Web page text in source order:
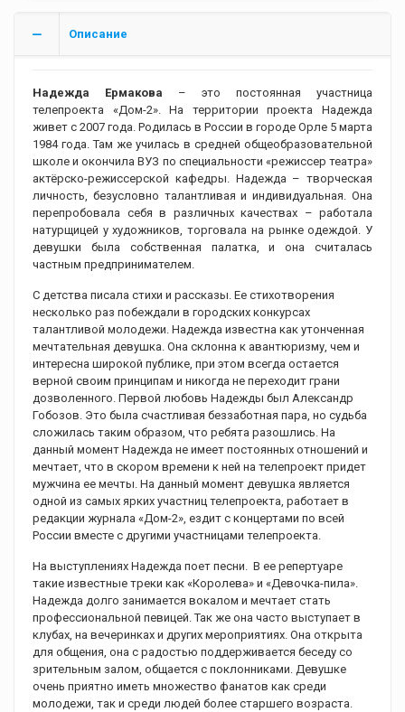
Описание
Надежда Ермакова – это постоянная участница
телепроекта «Дом-2». На территории проекта Надежда
живет с 2007 года. Родилась в России в городе Орле 5 марта
1984 года. Там же училась в средней общеобразовательной
школе и окончила ВУЗ по специальности «режиссер театра»
актёрско-режиссерской кафедры. Надежда – творческая
личность, безусловно талантливая и индивидуальная. Она
перепробовала себя в различных качествах – работала
натурщицей у художников, торговала на рынке одеждой. У
девушки была собственная палатка, и она считалась
частным предпринимателем.
С детства писала стихи и рассказы. Ее стихотворения
несколько раз побеждали в городских конкурсах
талантливой молодежи. Надежда известна как утонченная
мечтательная девушка. Она склонна к авантюризму, чем и
интересна широкой публике, при этом всегда остается
верной своим принципам и никогда не переходит грани
дозволенного. Первой любовь Надежды был Александр
Гобозов. Это была счастливая беззаботная пара, но судьба
сложилась таким образом, что ребята разошлись. На
данный момент Надежда не имеет постоянных отношений и
мечтает, что в скором времени к ней на телепроект придет
мужчина ее мечты. На данный момент девушка является
одной из самых ярких участниц телепроекта, работает в
редакции журнала «Дом-2», ездит с концертами по всей
России вместе с другими участницами телепроекта.
На выступлениях Надежда поет песни. В ее репертуаре
такие известные треки как «Королева» и «Девочка-пила».
Надежда долго занимается вокалом и мечтает стать
профессиональной певицей. Так же она часто выступает в
клубах, на вечеринках и других мероприятиях. Она открыта
для общения, она с радостью поддерживается беседу со
зрительным залом, общается с поклонниками. Девушке
очень приятно иметь множество фанатов как среди
молодежи, так и среди людей более старшего возраста.